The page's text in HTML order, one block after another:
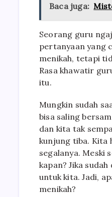
Baca juga:
Seorang guru
pertanyaan yang
menikah, tetapi
Rasa khawatir
itu.
Mungkin sudah
bisa saling
dan kita tak
kunjung tiba. Kita
segalanya. Meski
kapan? Jika
untuk kita. Jadi,
menikah?